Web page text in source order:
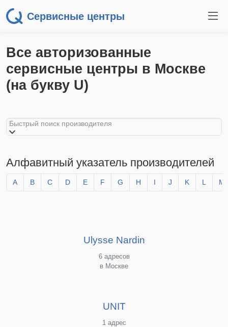
Сервисные центры
Все авторизованные
сервисные центры в Москве
(на букву U)
Быстрый поиск производителя
Алфавитный указатель производителей
A B C D E F G H I J K L M
Ulysse Nardin
6 адресов
в Москве
UNIT
1 адрес